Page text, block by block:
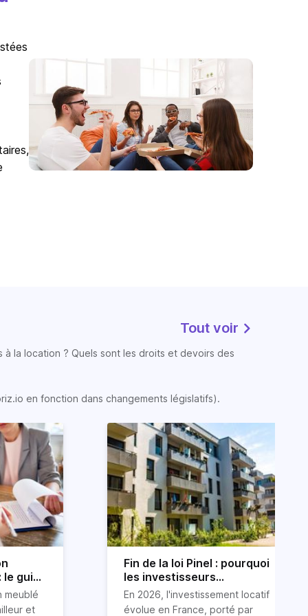
Tout voir
la location ? Quels sont les droits et devoirs des
en fonction dans changements législatifs).
guide
meublé
et
Fin de la loi Pinel : pourquoi
les investisseurs
immobiliers se tournent
vers le LLI en 2026
En 2026, l'investissement locatif
évolue en France, porté par